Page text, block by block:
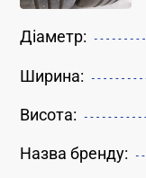
Діаметр:
Ширина:
Висота:
Назва бренду: